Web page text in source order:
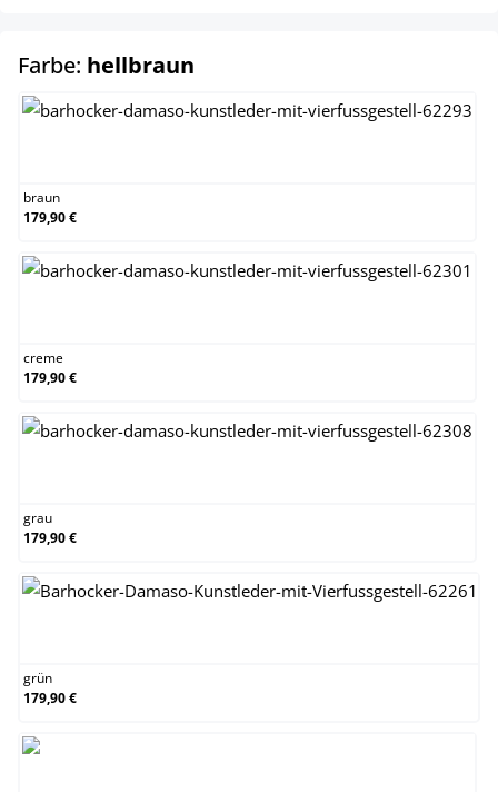
Farbe: hellbraun
braun
179,90 €
creme
179,90 €
grau
179,90 €
grün
179,90 €